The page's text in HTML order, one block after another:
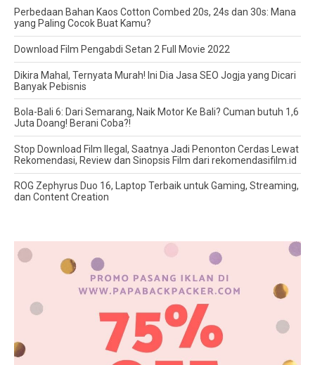
Perbedaan Bahan Kaos Cotton Combed 20s, 24s dan 30s: Mana
yang Paling Cocok Buat Kamu?
Download Film Pengabdi Setan 2 Full Movie 2022
Dikira Mahal, Ternyata Murah! Ini Dia Jasa SEO Jogja yang Dicari
Banyak Pebisnis
Bola-Bali 6: Dari Semarang, Naik Motor Ke Bali? Cuman butuh 1,6
Juta Doang! Berani Coba?!
Stop Download Film Ilegal, Saatnya Jadi Penonton Cerdas Lewat
Rekomendasi, Review dan Sinopsis Film dari rekomendasifilm.id
ROG Zephyrus Duo 16, Laptop Terbaik untuk Gaming, Streaming,
dan Content Creation